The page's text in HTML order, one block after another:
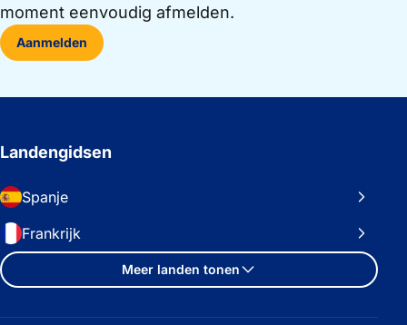
moment eenvoudig afmelden.
Aanmelden
Landengidsen
Spanje
Frankrijk
Meer landen tonen